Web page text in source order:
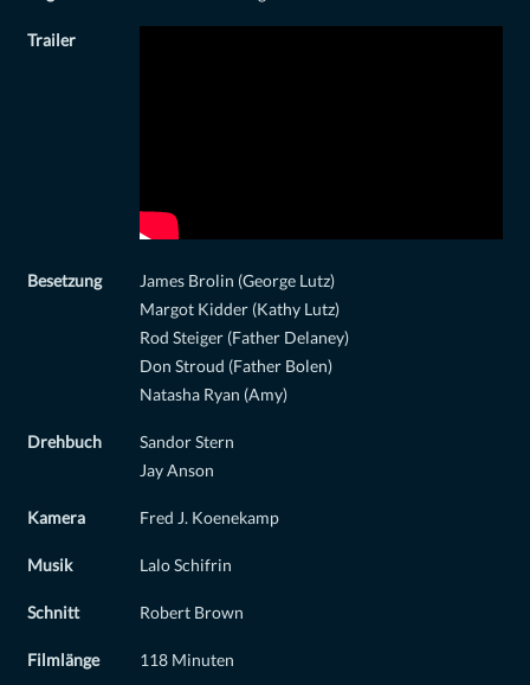
Trailer
Besetzung
James Brolin (George Lutz)
Margot Kidder (Kathy Lutz)
Rod Steiger (Father Delaney)
Don Stroud (Father Bolen)
Natasha Ryan (Amy)
Drehbuch
Sandor Stern
Jay Anson
Kamera Fred J. Koenekamp
Musik Lalo Schifrin
Schnitt Robert Brown
Filmlänge 118 Minuten